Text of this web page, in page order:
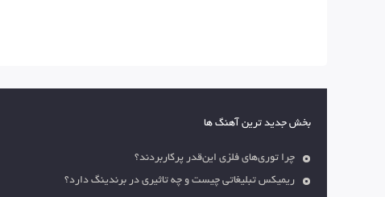
بخش جدید ترین آهنگ ها
چرا توری‌های فلزی این‌قدر پرکاربردند؟
ریمیکس تبلیغاتی چیست و چه تاثیری در برندینگ دارد؟